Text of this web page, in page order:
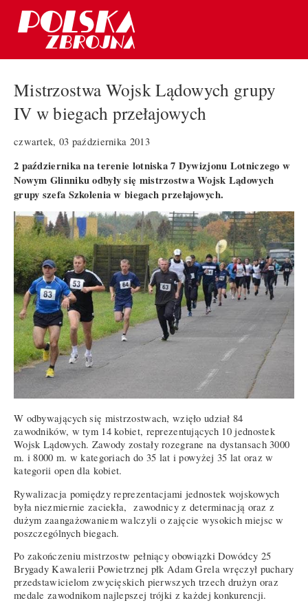
Mistrzostwa Wojsk Lądowych grupy
IV w biegach przełajowych
czwartek, 03 października 2013
2 października na terenie lotniska 7 Dywizjonu Lotniczego w
Nowym Glinniku odbyły się mistrzostwa Wojsk Lądowych
grupy szefa Szkolenia w biegach przełajowych.
W odbywających się mistrzostwach, wzięło udział 84
zawodników, w tym 14 kobiet, reprezentujących 10 jednostek
Wojsk Lądowych. Zawody zostały rozegrane na dystansach 3000
m. i 8000 m. w kategoriach do 35 lat i powyżej 35 lat oraz w
kategorii open dla kobiet.
Rywalizacja pomiędzy reprezentacjami jednostek wojskowych
była niezmiernie zaciekła, zawodnicy z determinacją oraz z
dużym zaangażowaniem walczyli o zajęcie wysokich miejsc w
poszczególnych biegach.
Po zakończeniu mistrzostw pełniący obowiązki Dowódcy 25
Brygady Kawalerii Powietrznej płk Adam Grela wręczył puchary
przedstawicielom zwycięskich pierwszych trzech drużyn oraz
medale zawodnikom najlepszej trójki z każdej konkurencji.